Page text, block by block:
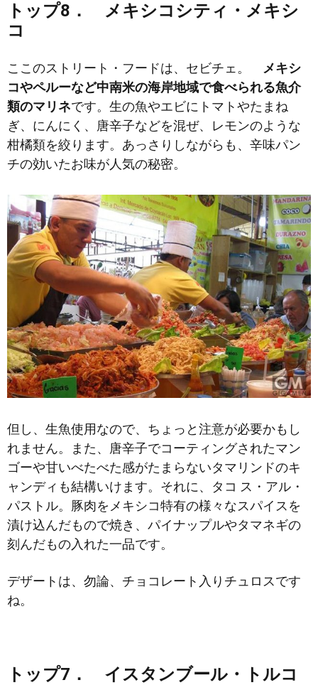
トップ8． メキシコシティ・メキシ
コ
ここのストリート・フードは、セビチェ。 メキシ
コやペルーなど中南米の海岸地域で食べられる魚介
類のマリネです。生の魚やエビにトマトやたまね
ぎ、にんにく、唐辛子などを混ぜ、レモンのような
柑橘類を絞ります。あっさりしながらも、辛味パン
チの効いたお味が人気の秘密。
但し、生魚使用なので、ちょっと注意が必要かもし
れません。また、唐辛子でコーティングされたマン
ゴーや甘いべたべた感がたまらないタマリンドのキ
ャンディも結構いけます。それに、タコ ス・アル・
パストル。豚肉をメキシコ特有の様々なスパイスを
漬け込んだもので焼き、パイナップルやタマネギの
刻んだもの入れた一品です。
デザートは、勿論、チョコレート入りチュロスです
ね。
トップ7． イスタンブール・トルコ